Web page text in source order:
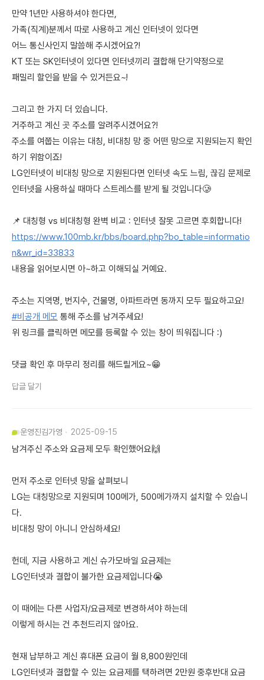
만약 1년만 사용하셔야 한다면,
가족(직계)분께서 따로 사용하고 계신 인터넷이 있다면
어느 통신사인지 말씀해 주시겠어요?!
KT 또는 SK인터넷이 있다면 인터넷끼리 결합해 단기약정으로
패밀리 할인을 받을 수 있거든요~!
그리고 한 가지 더 있습니다.
거주하고 계신 곳 주소를 알려주시겠어요?!
주소를 여쭙는 이유는 대칭, 비대칭 망 중 어떤 망으로 지원되는지 확인
하기 위함이죠!
LG인터넷이 비대칭 망으로 지원된다면 인터넷 속도 느림, 끊김 문제로
인터넷을 사용하실 때마다 스트레스를 받게 될 것입니다🥲
📌 대칭형 vs 비대칭형 완벽 비교 : 인터넷 잘못 고르면 후회합니다!
https://www.100mb.kr/bbs/board.php?bo_table=informatio
n&wr_id=33833
내용을 읽어보시면 아~하고 이해되실 거예요.
주소는 지역명, 번지수, 건물명, 아파트라면 동까지 모두 필요하고요!
#비공개 메모 통해 주소를 남겨주세요!
위 링크를 클릭하면 메모를 등록할 수 있는 창이 띄워집니다 :)
댓글 확인 후 마무리 정리를 해드릴게요~😁
답글 달기
운영진김가영 2025-09-15
남겨주신 주소와 요금제 모두 확인했어요🙌
먼저 주소로 인터넷 망을 살펴보니
LG는 대칭망으로 지원되며 100메가, 500메가까지 설치할 수 있습니
다.
비대칭 망이 아니니 안심하세요!
헌데, 지금 사용하고 계신 슈가모바일 요금제는
LG인터넷과 결합이 불가한 요금제입니다😭
이 때에는 다른 사업자/요금제로 변경하셔야 하는데
이렇게 하시는 건 추천드리지 않아요.
현재 납부하고 계신 휴대폰 요금이 월 8,800원인데
LG인터넷과 결합할 수 있는 요금제를 택하려면 2만원 중후반대 요금